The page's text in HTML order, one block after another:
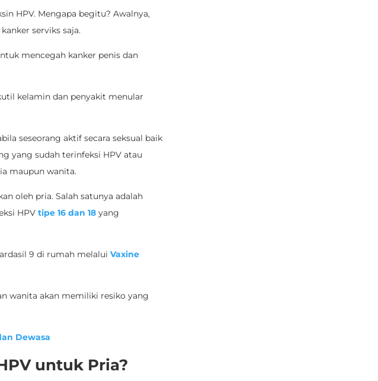
HPV. Mengapa begitu? Awalnya,
serviks saja.
mencegah kanker penis dan
kelamin dan penyakit menular
seseorang aktif secara seksual baik
yang sudah terinfeksi HPV atau
maupun wanita.
oleh pria. Salah satunya adalah
HPV tipe 16 dan 18 yang
9 di rumah melaluiVaxine
wanita akan memiliki resiko yang
Dewasa
untuk Pria?